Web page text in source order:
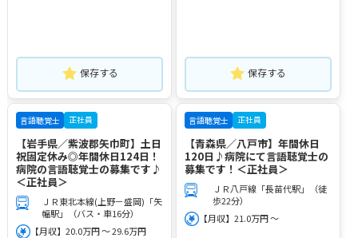
保存する 保存する
言語聴覚士 正社員
【岩手県／紫波郡矢巾町】土日
祝固定休み◎年間休日124日！
病院の言語聴覚士の募集です♪
＜正社員＞
ＪＲ東北本線(上野－盛岡)「矢
幅駅」（バス・車16分）
【月収】20.0万円 ～ 29.6万円
言語聴覚士 正社員
【青森県／八戸市】年間休日
120日♪病院にて言語聴覚士の
募集です！＜正社員＞
ＪＲ八戸線「長苗代駅」（徒
歩22分）
【月収】21.0万円 ～